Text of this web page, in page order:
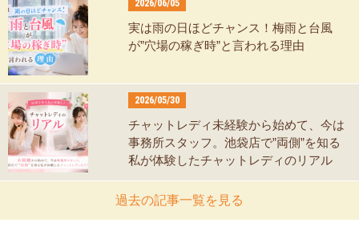
2026/06/05
実は雨の日ほどチャンス！梅雨と台風
が”穴場の稼ぎ時”と言われる理由
2026/05/30
チャットレディ未経験から始めて、今は
事務所スタッフ。池袋店で”両側”を知る
私が体験したチャットレディのリアル
過去の記事一覧を見る